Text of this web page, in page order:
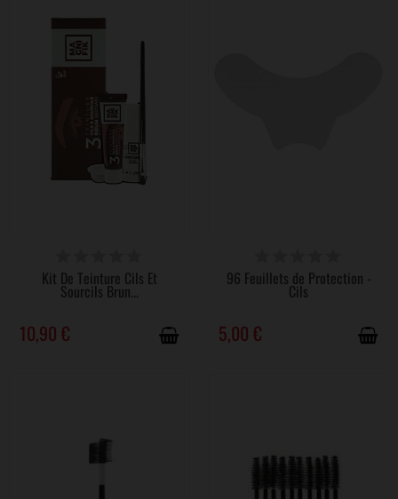
Kit De Teinture Cils Et
Sourcils Brun...
10,90 €
96 Feuillets de Protection -
Cils
5,00 €